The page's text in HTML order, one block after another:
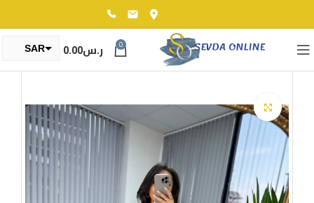
0 ر.س0.00
SAR
TRY
Click to enlarge